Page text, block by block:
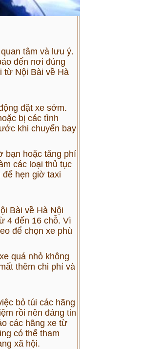
tâm và lưu ý.
đến nơi đúng
từ Nội Bài về Hà
đặt xe sớm.
bị các tình
khi chuyến bay
bạn hoặc tăng phí
các loại thủ tục
hẹn giờ taxi
Bài về Hà Nội
4 đến 16 chỗ. Vì
để chọn xe phù
quá nhỏ không
thêm chi phí và
bỏ túi các hãng
rồi nên đáng tin
các hãng xe từ
có thể tham
xã hội.